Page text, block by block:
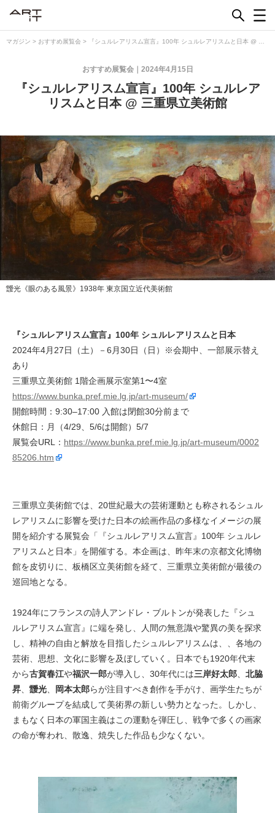
マガジン > おすすめ展覧会 >
『シュルレアリスム宣言』100年 シュルレアリスムと日本 @ 三
2024年4月15日
おすすめ展覧会
『シュルレアリスム宣言』100年 シュルレア
リスムと日本 @ 三重県立美術館
靉光《眼のある風景》1938年 東京国立近代美術館
『シュルレアリスム宣言』100年 シュルレアリスムと日本
2024年4月27日（土）－6月30日（日）※会期中、一部展示替え
あり
三重県立美術館 1階企画展示室第1〜4室
https://www.bunka.pref.mie.lg.jp/art-museum/
開館時間：9:30–17:00 入館は閉館30分前まで
休館日：月（4/29、5/6は開館）5/7
展覧会URL： https://www.bunka.pref.mie.lg.jp/art-museum/0002
85206.htm
三重県立美術館では、20世紀最大の芸術運動とも称されるシュル
レアリスムに影響を受けた日本の絵画作品の多様なイメージの展
開を紹介する展覧会「『シュルレアリスム宣言』100年 シュルレ
アリスムと日本」を開催する。本企画は、昨年末の京都文化博物
館を皮切りに、板橋区立美術館を経て、三重県立美術館が最後の
巡回地となる。
1924年にフランスの詩人アンドレ・ブルトンが発表した『シュ
ルレアリスム宣言』に端を発し、人間の無意識や驚異の美を探求
し、精神の自由と解放を目指したシュルレアリスムは、、各地の
芸術、思想、文化に影響を及ぼしていく。日本でも1920年代末
から古賀春江や福沢一郎が導入し、30年代には三岸好太郎、 北脇
昇、靉光、 岡本太郎らが注目すべき創作を手がけ、画学生たちが
前衛グループを結成して美術界の新しい勢力となった。しかし、
まもなく日本の軍国主義はこの運動を弾圧し、戦争で多くの画家
の命が奪われ、散逸、焼失した作品も少なくない。